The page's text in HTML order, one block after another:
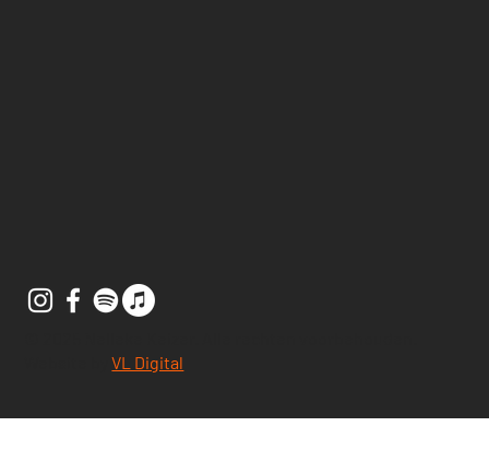
Website byVL Digital